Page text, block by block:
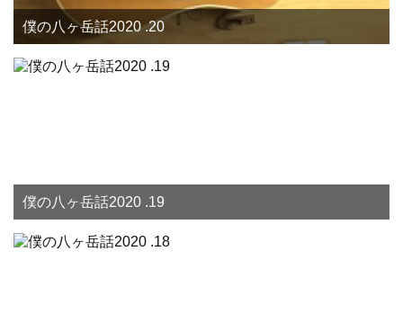
僕の八ヶ岳話2020 .20
僕の八ヶ岳話2020 .19